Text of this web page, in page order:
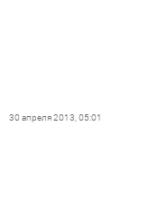
30 апреля 2013, 05:01